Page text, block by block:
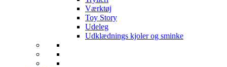
Værktøj
Toy Story
Udeleg
Udklædnings kjoler og sminke